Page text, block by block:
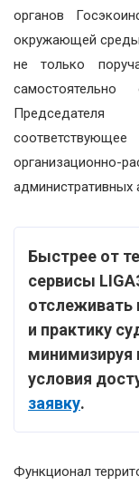
органов
окружающей среды
не только
организационно-
административных
Быстрее от
сервисы
отслеживать
и практику
минимизируя
условия
заявку.
Функционал